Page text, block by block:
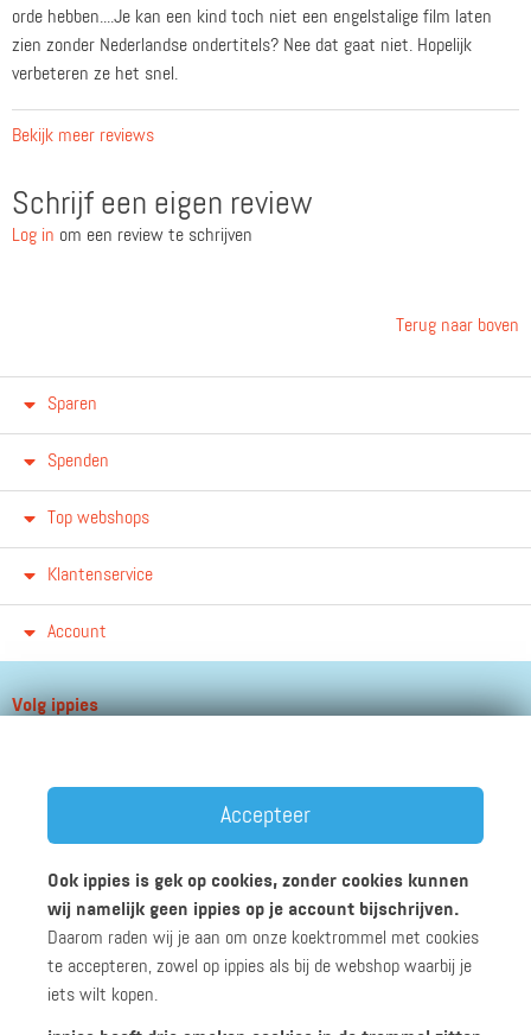
orde hebben....Je kan een kind toch niet een engelstalige film laten
zien zonder Nederlandse ondertitels? Nee dat gaat niet. Hopelijk
verbeteren ze het snel.
Bekijk meer reviews
Schrijf een eigen review
Log in om een review te schrijven
Terug naar boven
Sparen
Spenden
Top webshops
Klantenservice
Account
Volg ippies
Werken bij ippies Zakelijk
Algemene voorwaarden
Privacyverklaring
Accepteer
Ook ippies is gek op cookies, zonder cookies kunnen
wij namelijk geen ippies op je account bijschrijven.
Daarom raden wij je aan om onze koektrommel met cookies
te accepteren, zowel op ippies als bij de webshop waarbij je
iets wilt kopen.